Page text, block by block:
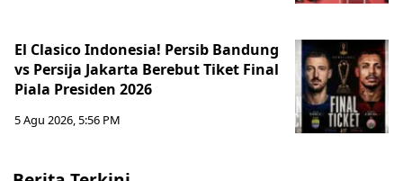
El Clasico Indonesia! Persib Bandung
vs Persija Jakarta Berebut Tiket Final
Piala Presiden 2026
5 Agu 2026, 5:56 PM